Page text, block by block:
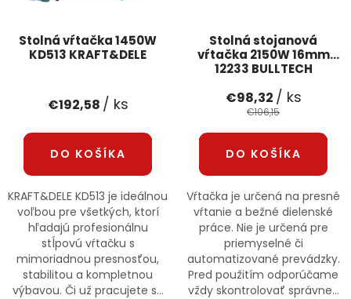
Stolná vŕtačka 1450W
KD513 KRAFT&DELE
€192,58 / ks
DO KOŠÍKA
KRAFT&DELE KD513 je ideálnou
voľbou pre všetkých, ktorí
hľadajú profesionálnu
stĺpovú vŕtačku s
mimoriadnou presnosťou,
stabilitou a kompletnou
výbavou. Či už pracujete s...
Stolná stojanová
vŕtačka 2150W 16mm
12233 BULLTECH
€98,32 / ks
€106,15
DO KOŠÍKA
Vŕtačka je určená na presné
vŕtanie a bežné dielenské
práce. Nie je určená pre
priemyselné či
automatizované prevádzky.
Pred použitím odporúčame
vždy skontrolovať správne...